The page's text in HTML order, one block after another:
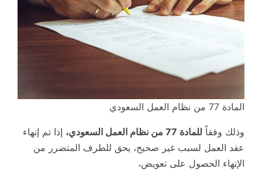
المادة 77 من نظام العمل السعودي
وذلك وفقاً للمادة 77 من نظام العمل السعودي،
إذا تم إنهاء
عقد العمل لسبب غير صحيح، يحق للطرف المتضرر من
الإنهاء الحصول على تعويض،